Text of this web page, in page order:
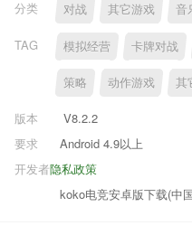
分类 对战 其它游戏 音
TAG 模拟经营 卡牌对战
策略 动作游戏 其
版本
V8.2.2
要求
Android 4.9以上
隐私政策
开发者
koko电竞安卓版下载(中